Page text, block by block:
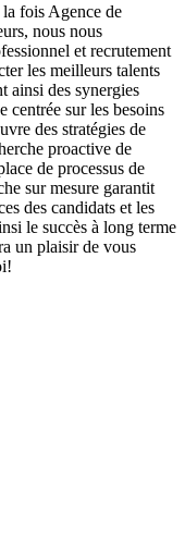
fois Agence de
nous nous
et recrutement
les meilleurs talents
ainsi des synergies
centrée sur les besoins
des stratégies de
proactive de
de processus de
sur mesure garantit
des candidats et les
le succès à long terme
un plaisir de vous